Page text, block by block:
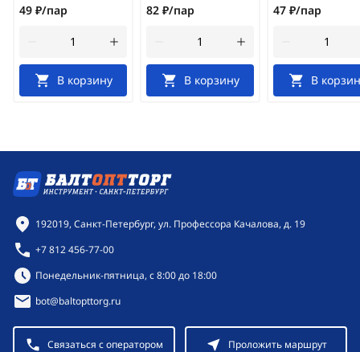
49 ₽/пар
В корзину
82 ₽/пар
В корзину
47 ₽/пар
В
Контактная информация
192019, Санкт-Петербург, ул. Профессора Качалова, д. 19
+7 812 456-77-00
Режим работы:
Понедельник-пятница, с 8:00 до 18:00
bot@baltopttorg.ru
Связаться с оператором Проложить маршрут